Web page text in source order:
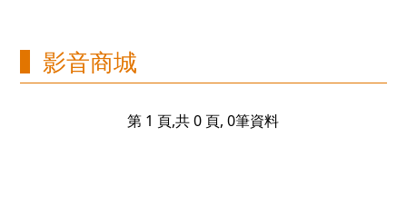
影音商城
第 1 頁,共 0 頁, 0筆資料